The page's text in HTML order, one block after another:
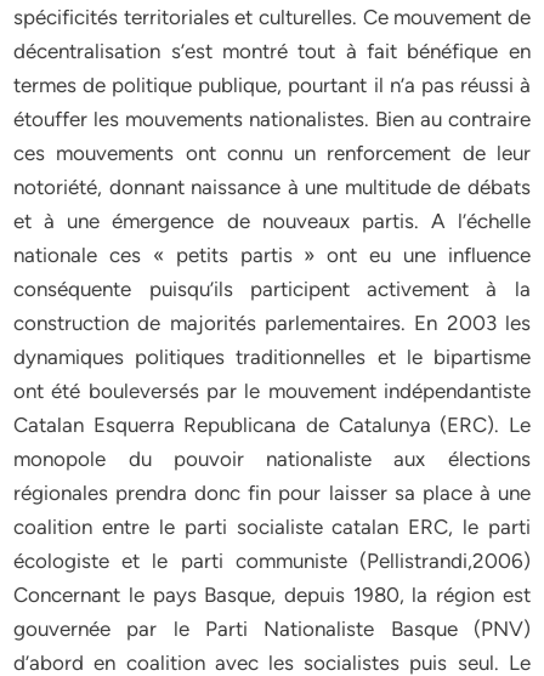
spécificités territoriales et culturelles. Ce mouvement de
décentralisation s’est montré tout à fait bénéfique en
termes de politique publique, pourtant il n’a pas réussi à
étouffer les mouvements nationalistes. Bien au contraire
ces mouvements ont connu un renforcement de leur
notoriété, donnant naissance à une multitude de débats
et à une émergence de nouveaux partis. A l’échelle
nationale ces « petits partis » ont eu une influence
conséquente puisqu’ils participent activement à la
construction de majorités parlementaires. En 2003 les
dynamiques politiques traditionnelles et le bipartisme
ont été bouleversés par le mouvement indépendantiste
Catalan Esquerra Republicana de Catalunya (ERC). Le
monopole du pouvoir nationaliste aux élections
régionales prendra donc fin pour laisser sa place à une
coalition entre le parti socialiste catalan ERC, le parti
écologiste et le parti communiste (Pellistrandi,2006)
Concernant le pays Basque, depuis 1980, la région est
gouvernée par le Parti Nationaliste Basque (PNV)
d’abord en coalition avec les socialistes puis seul. Le